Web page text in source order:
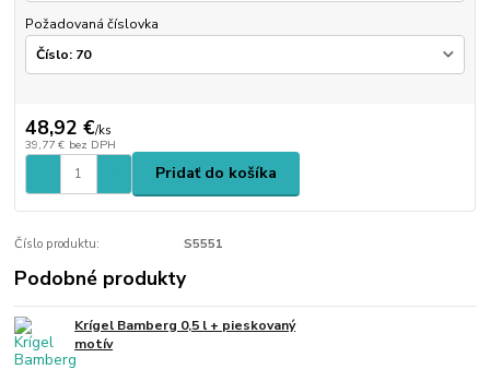
Požadovaná číslovka
48,92 €/ks
39,77 € bez DPH
Pridať do košíka
Číslo produktu: S5551
Podobné produkty
Krígel Bamberg 0,5 l + pieskovaný
motív